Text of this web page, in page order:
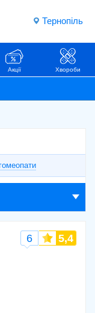
Тернопіль
Акції Хвороби
гомеопати
6 5,4